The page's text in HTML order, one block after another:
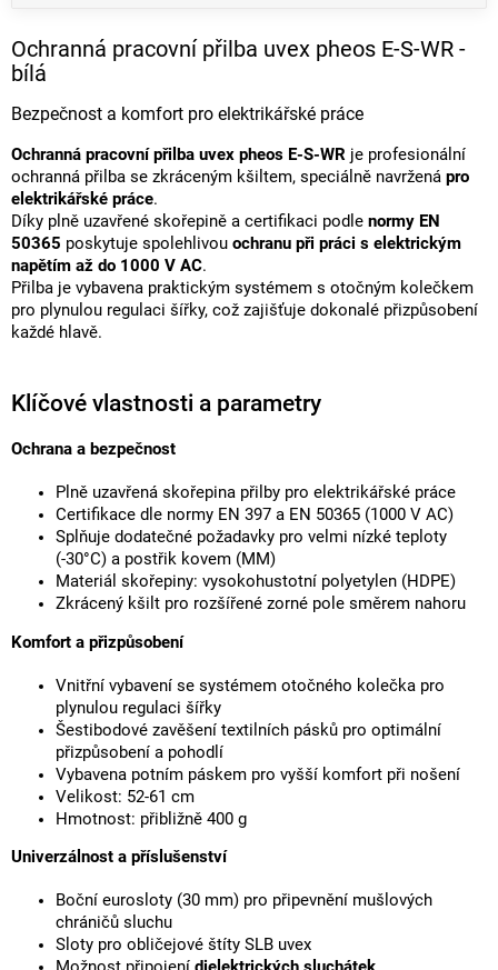
Ochranná pracovní přilba uvex pheos E-S-WR -
bílá
Bezpečnost a komfort pro elektrikářské práce
Ochranná pracovní přilba uvex pheos E-S-WR je profesionální
ochranná přilba se zkráceným kšiltem, speciálně navržená pro
elektrikářské práce.
Díky plně uzavřené skořepině a certifikaci podle normy EN
50365 poskytuje spolehlivou ochranu při práci s elektrickým
napětím až do 1000 V AC.
Přilba je vybavena praktickým systémem s otočným kolečkem
pro plynulou regulaci šířky, což zajišťuje dokonalé přizpůsobení
každé hlavě.
Klíčové vlastnosti a parametry
Ochrana a bezpečnost
Plně uzavřená skořepina přilby pro elektrikářské práce
Certifikace dle normy EN 397 a EN 50365 (1000 V AC)
Splňuje dodatečné požadavky pro velmi nízké teploty
(-30°C) a postřik kovem (MM)
Materiál skořepiny: vysokohustotní polyetylen (HDPE)
Zkrácený kšilt pro rozšířené zorné pole směrem nahoru
Komfort a přizpůsobení
Vnitřní vybavení se systémem otočného kolečka pro
plynulou regulaci šířky
Šestibodové zavěšení textilních pásků pro optimální
přizpůsobení a pohodlí
Vybavena potním páskem pro vyšší komfort při nošení
Velikost: 52-61 cm
Hmotnost: přibližně 400 g
Univerzálnost a příslušenství
Boční eurosloty (30 mm) pro připevnění mušlových
chráničů sluchu
Sloty pro obličejové štíty SLB uvex